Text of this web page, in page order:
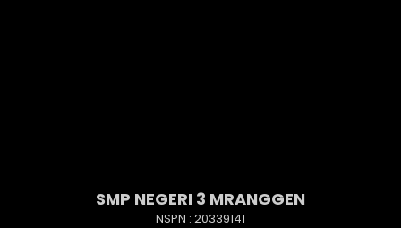
SMP NEGERI 3 MRANGGEN
NSPN : 20339141